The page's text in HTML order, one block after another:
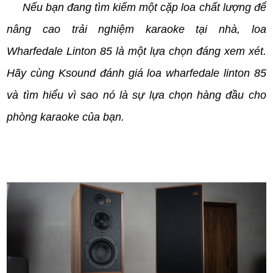
Nếu bạn đang tìm kiếm một cặp loa chất lượng để
nâng cao trải nghiệm karaoke tại nhà, loa
Wharfedale Linton 85 là một lựa chọn đáng xem xét.
Hãy cùng Ksound đánh giá loa wharfedale linton 85
và tìm hiểu vì sao nó là sự lựa chọn hàng đầu cho
phòng karaoke của bạn.